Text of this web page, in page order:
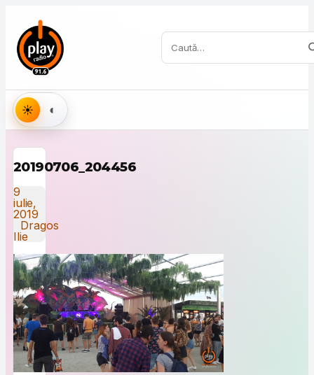
Caută:
Aspect
20190706_204456
9
iulie,
2019
Dragos
Ilie